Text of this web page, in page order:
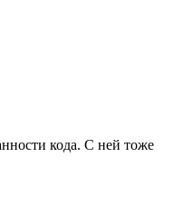
кода. С ней тоже